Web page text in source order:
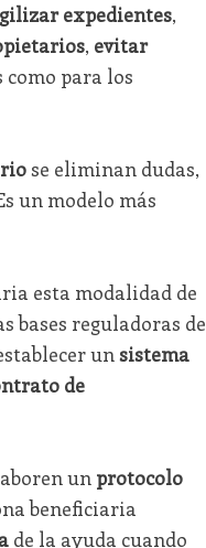
expedientes,
, evitar
para los
se eliminan dudas,
un modelo más
esta modalidad de
bases reguladoras de
un sistema
de
un protocolo
beneficiaria
de la ayuda cuando